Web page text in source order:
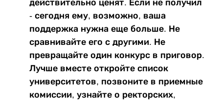
действительно ценят. Если не получил
- сегодня ему, возможно, ваша
поддержка нужна еще больше. Не
сравнивайте его с другими. Не
превращайте один конкурс в приговор.
Лучше вместе откройте список
университетов, позвоните в приемные
комиссии, узнайте о ректорских,